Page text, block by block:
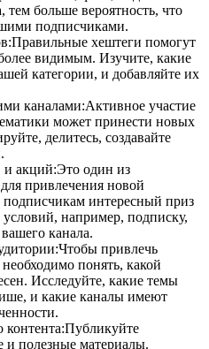
тем больше вероятность, что
подписчиками.
хештеги помогут
видимым. Изучите, какие
категории, и добавляйте их
каналами:Активное участие
может принести новых
делитесь, создавайте
и акций:Это один из
привлечения новой
интересный приз
например, подписку,
канала.
привлечь
понять, какой
Исследуйте, какие темы
и какие каналы имеют
контента:Публикуйте
и полезные материалы.